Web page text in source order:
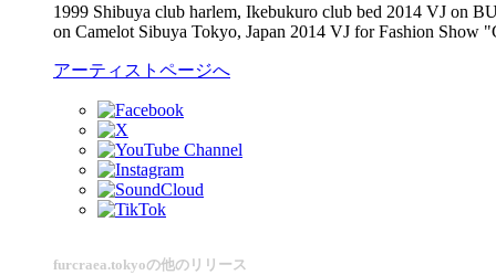
1999 Shibuya club harlem, Ikebukuro club bed 2014 VJ on
on Camelot Sibuya Tokyo, Japan 2014 VJ for Fashion Show
アーティストページへ
furcraea.tokyoの他のリリース